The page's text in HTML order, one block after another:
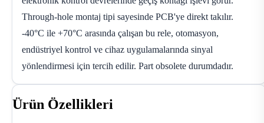
Through-hole montaj tipi sayesinde PCB'ye direkt takılır.
-40°C ile +70°C arasında çalışan bu rele, otomasyon,
endüstriyel kontrol ve cihaz uygulamalarında sinyal
yönlendirmesi için tercih edilir. Part obsolete durumdadır.
Ürün Özellikleri